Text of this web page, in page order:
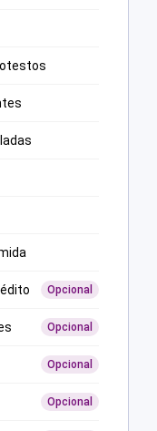
Opcional
Opcional
Opcional
Opcional